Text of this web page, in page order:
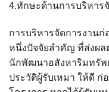
4.ทักษะด้านการบริหาร
การบริหารจัดการงานก่
หนึ่งปัจจัยสำคัญ ที่ส่งผล
นักพัฒนาอสังหาริมทรัพ
ประวัติผู้รับเหมา ให้ดี